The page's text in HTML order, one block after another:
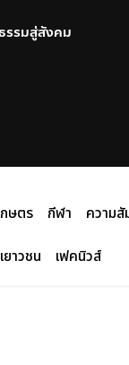
รรมสู่สังคม
กษตร กีฬา
ความสั
ยาวชน เฟคนิวส์